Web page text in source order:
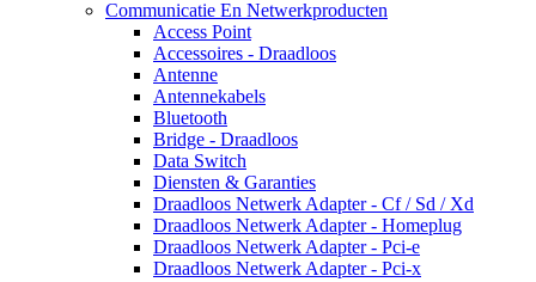
Communicatie En Netwerkproducten
Access Point
Accessoires - Draadloos
Antenne
Antennekabels
Bluetooth
Bridge - Draadloos
Data Switch
Diensten & Garanties
Draadloos Netwerk Adapter - Cf / Sd / Xd
Draadloos Netwerk Adapter - Homeplug
Draadloos Netwerk Adapter - Pci-e
Draadloos Netwerk Adapter - Pci-x